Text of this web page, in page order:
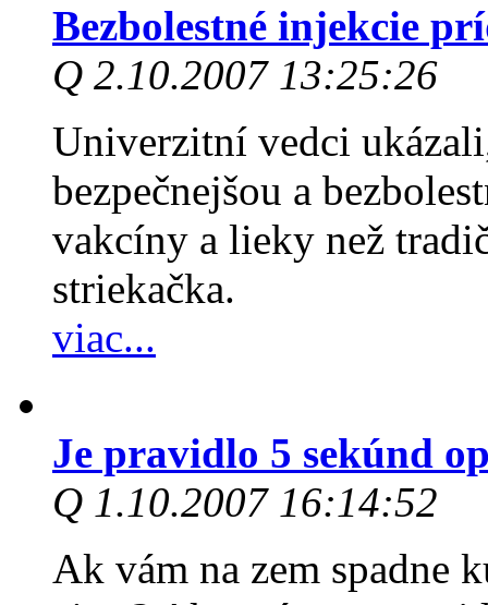
Bezbolestné injekcie
Q 2.10.2007 13:25:26
Univerzitní vedci
bezpečnejšou a
vakcíny a lieky než
striekačka.
viac...
Je pravidlo 5 sekúnd
Q 1.10.2007 16:14:52
Ak vám na zem spadne